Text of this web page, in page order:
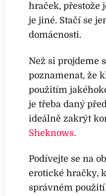
hraček,
je jiné. Stačí se
domácnosti.
Než si projdeme
poznamenat, že
použitím
je třeba daný
ideálně zakrýt
Sheknows.
Podívejte se na
erotické hračky,
správném